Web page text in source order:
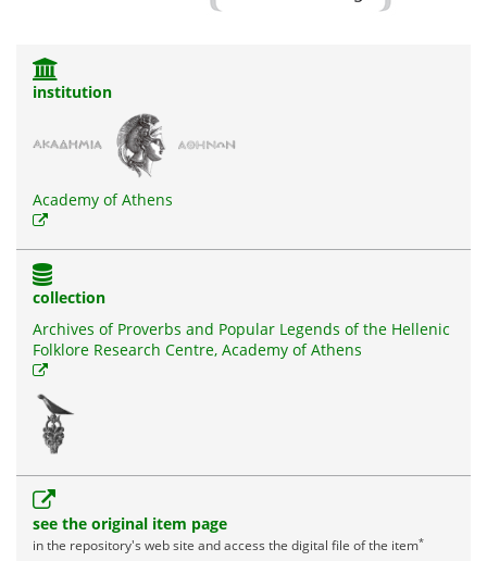
institution
Academy of Athens
collection
Archives of Proverbs and Popular Legends of the Hellenic
Folklore Research Centre, Academy of Athens
see the original item page
in the repository's web site and access the digital file of the item*